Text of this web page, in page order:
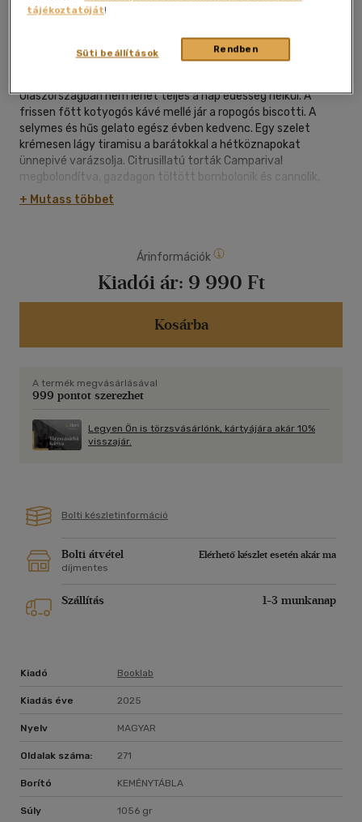
2025|magyar nyelvű|keménytábla|271 oldal
Olaszországban nem lehet teljes a nap édesség nélkül. A
frissen főtt kotyogós kávé mellé jár a ropogós biscotti. A
selymes és hűs gelato egész évben kedvenc. Egy szelet
krémesen lágy tiramisu a barátokkal a hétköznapokat
ünnepivé varázsolja. Citrusillatú torták Camparival
megbolondítva, gazdagon töltött bombolonik és cannolik,
teasütik és tartlettek, mascarponés és ricottás desszertek -
garantáltan emlékezetes és édes pillanatokat csempésznek
Letitia Clark gasztronómiai író és séf több mint 80 recepttel
és történeteivel repít el bennünket Szardínia napsütötte
tájaira. Desszertjeiben ötvöződik a klasszikus olasz
hagyomány és a szerző kreativitásának és
kísérletezőkedvének köszönhető modernitás.
+ Mutass többet
Árinformációk
Kiadói ár: 9 990 Ft
Kosárba
A termék megvásárlásával
999 pontot szerezhet
Legyen Ön is törzsvásárlónk, kártyájára akár 10%
visszajár.
Bolti készletinformáció
Bolti átvétel
Elérhető készlet esetén akár ma
díjmentes
Szállítás 1-3 munkanap
Kiadó Booklab
Kiadás éve 2025
Nyelv MAGYAR
Oldalak száma: 271
Borító KEMÉNYTÁBLA
Súly 1056 gr
tájékoztatóját!
Rendben
Süti beállítások